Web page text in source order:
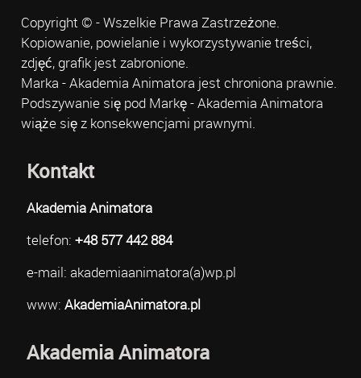
Copyright © - Wszelkie Prawa Zastrzeżone.
Kopiowanie, powielanie i wykorzystywanie treści,
zdjęć, grafik jest zabronione.
Marka - Akademia Animatora jest chroniona prawnie.
Podszywanie się pod Markę - Akademia Animatora
wiąże się z konsekwencjami prawnymi.
Kontakt
Akademia Animatora
telefon: +48 577 442 884
e-mail: akademiaanimatora(a)wp.pl
www: AkademiaAnimatora.pl
Akademia Animatora